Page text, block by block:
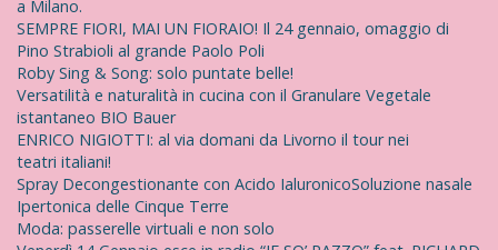
a Milano.
SEMPRE FIORI, MAI UN FIORAIO! Il 24 gennaio, omaggio di
Pino Strabioli al grande Paolo Poli
Roby Sing & Song: solo puntate belle!
Versatilità e naturalità in cucina con il Granulare Vegetale
istantaneo BIO Bauer
ENRICO NIGIOTTI: al via domani da Livorno il tour nei
teatri italiani!
Spray Decongestionante con Acido IaluronicoSoluzione nasale
Ipertonica delle Cinque Terre
Moda: passerelle virtuali e non solo